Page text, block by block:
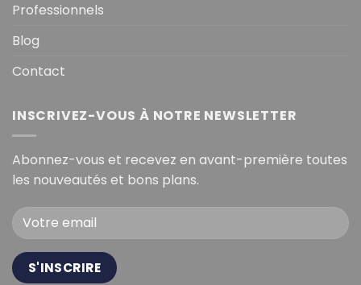
Professionnels
Blog
Contact
INSCRIVEZ-VOUS À NOTRE NEWSLETTER
Abonnez-vous et recevez en avant-première toutes
les nouveautés et bons plans.